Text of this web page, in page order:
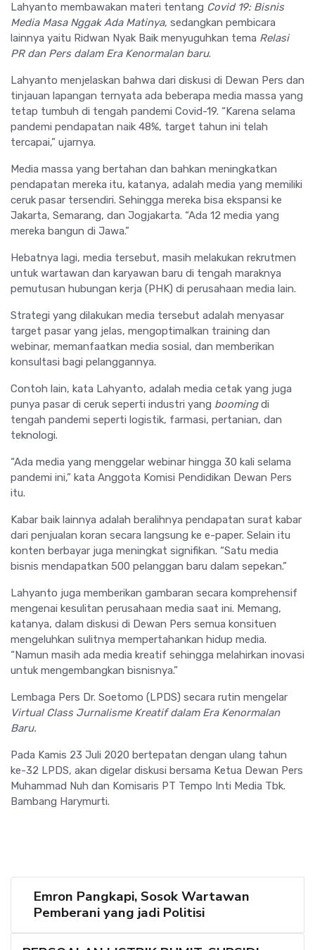
Lahyanto membawakan materi tentang Covid 19: Bisnis
Media Masa Nggak Ada Matinya, sedangkan pembicara
lainnya yaitu Ridwan Nyak Baik menyuguhkan tema Relasi
PR dan Pers dalam Era Kenormalan baru.
Lahyanto menjelaskan bahwa dari diskusi di Dewan Pers dan
tinjauan lapangan ternyata ada beberapa media massa yang
tetap tumbuh di tengah pandemi Covid-19. “Karena selama
pandemi pendapatan naik 48%, target tahun ini telah
tercapai,” ujarnya.
Media massa yang bertahan dan bahkan meningkatkan
pendapatan mereka itu, katanya, adalah media yang memiliki
ceruk pasar tersendiri. Sehingga mereka bisa ekspansi ke
Jakarta, Semarang, dan Jogjakarta. “Ada 12 media yang
mereka bangun di Jawa.”
Hebatnya lagi, media tersebut, masih melakukan rekrutmen
untuk wartawan dan karyawan baru di tengah maraknya
pemutusan hubungan kerja (PHK) di perusahaan media lain.
Strategi yang dilakukan media tersebut adalah menyasar
target pasar yang jelas, mengoptimalkan training dan
webinar, memanfaatkan media sosial, dan memberikan
konsultasi bagi pelanggannya.
Contoh lain, kata Lahyanto, adalah media cetak yang juga
punya pasar di ceruk seperti industri yang boomingdi
tengah pandemi seperti logistik, farmasi, pertanian, dan
teknologi.
“Ada media yang menggelar webinar hingga 30 kali selama
pandemi ini,” kata Anggota Komisi Pendidikan Dewan Pers
itu.
Kabar baik lainnya adalah beralihnya pendapatan surat kabar
dari penjualan koran secara langsung ke e-paper. Selain itu
konten berbayar juga meningkat signifikan. “Satu media
bisnis mendapatkan 500 pelanggan baru dalam sepekan.”
Lahyanto juga memberikan gambaran secara komprehensif
mengenai kesulitan perusahaan media saat ini. Memang,
katanya, dalam diskusi di Dewan Pers semua konsituen
mengeluhkan sulitnya mempertahankan hidup media.
“Namun masih ada media kreatif sehingga melahirkan inovasi
untuk mengembangkan bisnisnya.”
Lembaga Pers Dr. Soetomo (LPDS) secara rutin mengelar
Virtual Class Jurnalisme Kreatif dalam Era Kenormalan
Baru.
Pada Kamis 23 Juli 2020 bertepatan dengan ulang tahun
ke-32 LPDS, akan digelar diskusi bersama Ketua Dewan Pers
Muhammad Nuh dan Komisaris PT Tempo Inti Media Tbk.
Bambang Harymurti.
Emron Pangkapi, Sosok Wartawan
Pemberani yang jadi Politisi